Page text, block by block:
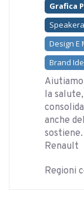
Grafica
Design E
Brand
la
anche
Renault
Regioni